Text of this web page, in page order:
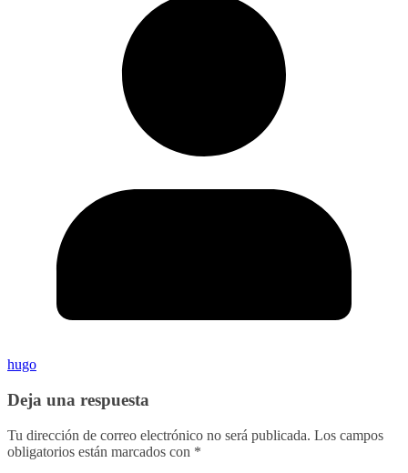
hugo
Deja una respuesta
Tu dirección de correo electrónico no será publicada. Los campos
obligatorios están marcados con *